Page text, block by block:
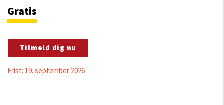
Gratis
Tilmeld dig nu
Frist: 19. september 2026